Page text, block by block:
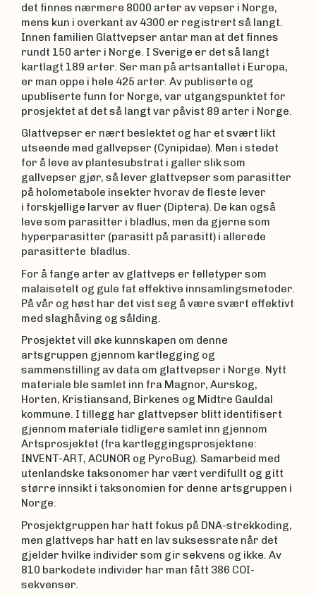
det finnes nærmere 8000 arter av vepser i Norge,
mens kun i overkant av 4300 er registrert så langt.
Innen familien Glattvepser antar man at det finnes
rundt 150 arter i Norge. I Sverige er det så langt
kartlagt 189 arter. Ser man på artsantallet i Europa,
er man oppe i hele 425 arter. Av publiserte og
upubliserte funn for Norge, var utgangspunktet for
prosjektet at det så langt var påvist 89 arter i Norge.
Glattvepser er nært beslektet og har et svært likt
utseende med gallvepser (Cynipidae). Men i stedet
for å leve av plantesubstrat i galler slik som
gallvepser gjør, så lever glattvepser som parasitter
på holometabole insekter hvorav de fleste lever
i forskjellige larver av fluer (Diptera). De kan også
leve som parasitter i bladlus, men da gjerne som
hyperparasitter (parasitt på parasitt) i allerede
parasitterte bladlus.
For å fange arter av glattveps er felletyper som
malaisetelt og gule fat effektive innsamlingsmetoder.
På vår og høst har det vist seg å være svært effektivt
med slaghåving og sålding.
Prosjektet vill øke kunnskapen om denne
artsgruppen gjennom kartlegging og
sammenstilling av data om glattvepser i Norge. Nytt
materiale ble samlet inn fra Magnor, Aurskog,
Horten, Kristiansand, Birkenes og Midtre Gauldal
kommune. I tillegg har glattvepser blitt identifisert
gjennom materiale tidligere samlet inn gjennom
Artsprosjektet (fra kartleggingsprosjektene:
INVENT-ART, ACUNOR og PyroBug). Samarbeid med
utenlandske taksonomer har vært verdifullt og gitt
større innsikt i taksonomien for denne artsgruppen i
Norge.
Prosjektgruppen har hatt fokus på DNA-strekkoding,
men glattveps har hatt en lav suksessrate når det
gjelder hvilke individer som gir sekvens og ikke. Av
810 barkodete individer har man fått 386 COI-
sekvenser.